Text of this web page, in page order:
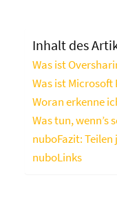
Inhalt des
Was ist
Was ist Microsoft
Woran erkenne
Was tun, wenn’s
nuboFazit:
nuboLinks